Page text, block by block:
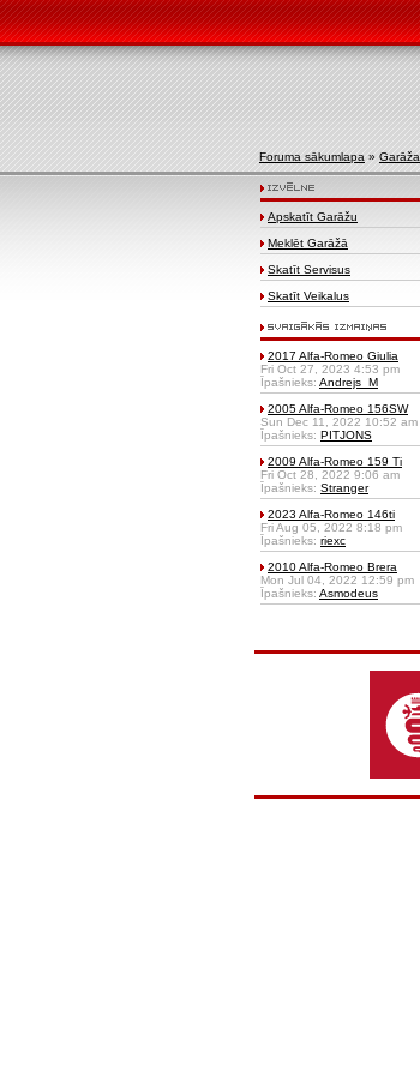
Foruma sākumlapa » Garāža
Apskatīt Garāžu
Meklēt Garāžā
Skatīt Servisus
Skatīt Veikalus
2017 Alfa-Romeo Giulia
Fri Oct 27, 2023 4:53 pm
Īpašnieks: Andrejs_M
2005 Alfa-Romeo 156SW
Sun Dec 11, 2022 10:52 am
Īpašnieks: PITJONS
2009 Alfa-Romeo 159 Ti
Fri Oct 28, 2022 9:06 am
Īpašnieks: Stranger
2023 Alfa-Romeo 146ti
Fri Aug 05, 2022 8:18 pm
Īpašnieks: riexc
2010 Alfa-Romeo Brera
Mon Jul 04, 2022 12:59 pm
Īpašnieks: Asmodeus